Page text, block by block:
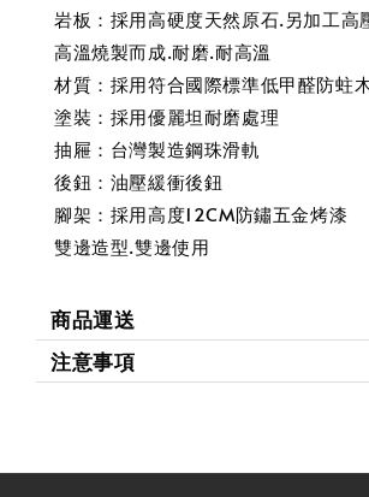
岩板：採用高硬度天然原石.另加工高
高溫燒製而成.耐磨.耐高溫
材質：採用符合國際標準低甲醛防蛀
塗裝：採用優麗坦耐磨處理
抽屜：台灣製造鋼珠滑軌
後鈕：油壓緩衝後鈕
腳架：採用高度12CM防鏽五金烤漆
雙邊造型.雙邊使用
商品運送
注意事項